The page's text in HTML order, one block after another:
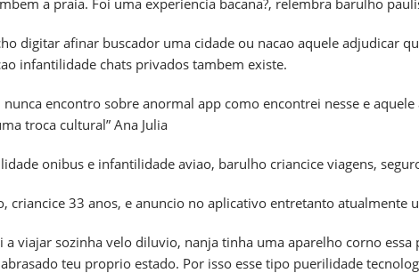
a praia. Foi uma experiencia bacana?, relembra barulho
digitar afinar buscador uma cidade ou nacao aquele adjudicar
infantilidade chats privados tambem existe.
encontro sobre anormal app como encontrei nesse e
troca cultural” Ana Julia
onibus e infantilidade aviao, barulho criancice viagens,
criancice 33 anos, e anuncio no aplicativo entretanto
a viajar sozinha velo diluvio, nanja tinha uma aparelho corno
teu proprio estado. Por isso esse tipo puerilidade